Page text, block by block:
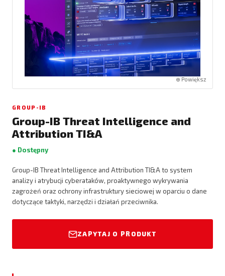
⊕ Powiększ
GROUP-IB
Group-IB Threat Intelligence and
Attribution TI&A
● Dostępny
Group-IB Threat Intelligence and Attribution TI&A to system
analizy i atrybucji cyberataków, proaktywnego wykrywania
zagrożeń oraz ochrony infrastruktury sieciowej w oparciu o dane
dotyczące taktyki, narzędzi i działań przeciwnika.
ZAPYTAJ O PRODUKT